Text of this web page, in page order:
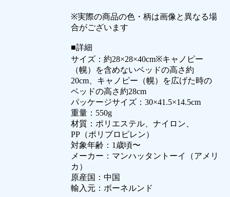
※実際の商品の色・柄は画像と異なる場
合がございます
■詳細
サイズ：約28×28×40cm※キャノピー
（幌）を含めないベッドの高さ約
20cm、キャノピー（幌）を広げた時の
ベッドの高さ約28cm
パッケージサイズ：30×41.5×14.5cm
重量：550g
材質：ポリエステル、ナイロン、
PP（ポリプロピレン）
対象年齢：1歳頃〜
メーカー：マンハッタントーイ（アメリ
カ）
原産国：中国
輸入元：ボーネルンド